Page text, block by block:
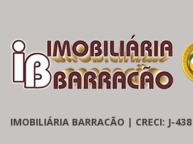
IMOBILIÁRIA BARRACÃO | CRECI: J-438